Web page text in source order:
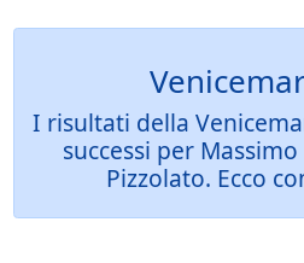
I risultati della
successi per
Pizzolato. Ecco